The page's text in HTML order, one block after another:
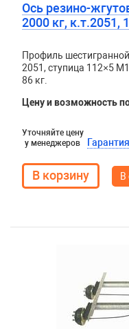
Ось резино-
2000 кг,
Профиль
2051, ступица 112×5
86 кг.
Цену и возможность
Уточняйте цену
у менеджеров
В